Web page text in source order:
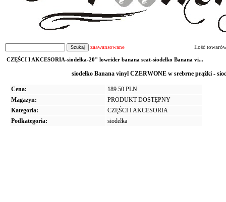
zaawansowane Ilość
CZĘŚCI I AKCESORIA-siodełka-20" lowrider banana seat-siodełko Banana vi...
siodełko Banana vinyl CZERWONE w srebrne prążki -
Cena:
189.50 PLN
Magazyn:
PRODUKT DOSTĘPNY
Kategoria:
CZĘŚCI I AKCESORIA
Podkategoria:
siodełka